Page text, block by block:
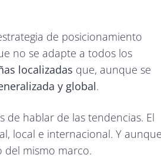
de posicionamiento
no se adapte a todos los
localizadas que, aunque se
y global.
hablar de las tendencias. El
local e internacional. Y aunque
mismo marco.